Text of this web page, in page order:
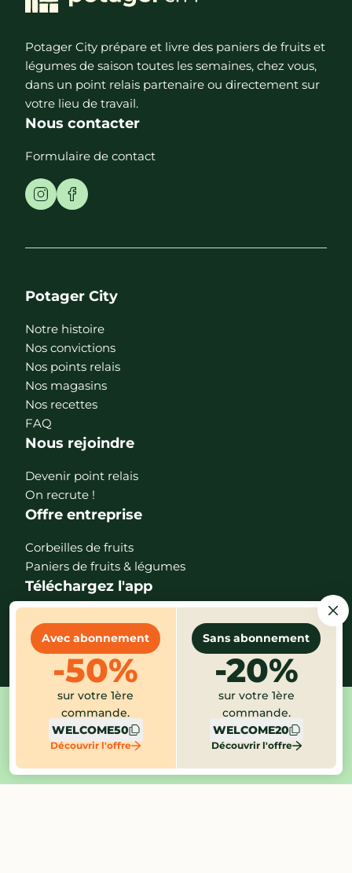
Avec abonnement
-50%
sur votre 1ère
commande.
WELCOME50
Découvrir l'offre
Sans abonnement
-20%
sur votre 1ère
commande.
WELCOME20
Découvrir l'offre
Potager City prépare et livre des paniers de fruits et
légumes de saison toutes les semaines, chez vous,
dans un point relais partenaire ou directement sur
votre lieu de travail.
Nous contacter
Formulaire de contact
Potager City
Notre histoire
Nos convictions
Nos points relais
Nos magasins
Nos recettes
FAQ
Nous rejoindre
Devenir point relais
On recrute !
Offre entreprise
Corbeilles de fruits
Paniers de fruits & légumes
Téléchargez l'app
Mentions légalesCGVProtection des données
Gestion des cookiesIndex égalité
Alerte éthique
Paramètres des cookies
©2026 Potager City - version 2.30.1